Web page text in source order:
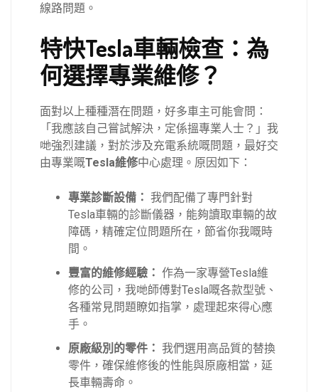
線路問題。
特快Tesla車輛檢查：為
何選擇專業維修？
面對以上種種潛在問題，好多車主可能會問：
「我應該自己嘗試解決，定係搵專業人士？」我
哋強烈建議，對於涉及充電系統嘅問題，最好交
由專業嘅Tesla維修中心處理。原因如下：
專業診斷設備： 我們配備了專門針對
Tesla車輛的診斷儀器，能夠讀取車輛的故
障碼，精確定位問題所在，節省你我嘅時
間。
豐富的維修經驗： 作為一家專營Tesla維
修的公司，我哋師傅對Tesla嘅各款型號、
各種常見問題瞭如指掌，處理起來得心應
手。
原廠級別的零件： 我們選用高品質的替換
零件，確保維修後的性能與原廠相當，延
長車輛壽命。